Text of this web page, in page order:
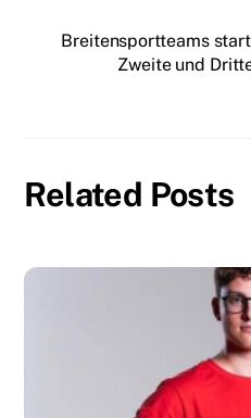
Breitensportteams
Zweite und
Related Posts